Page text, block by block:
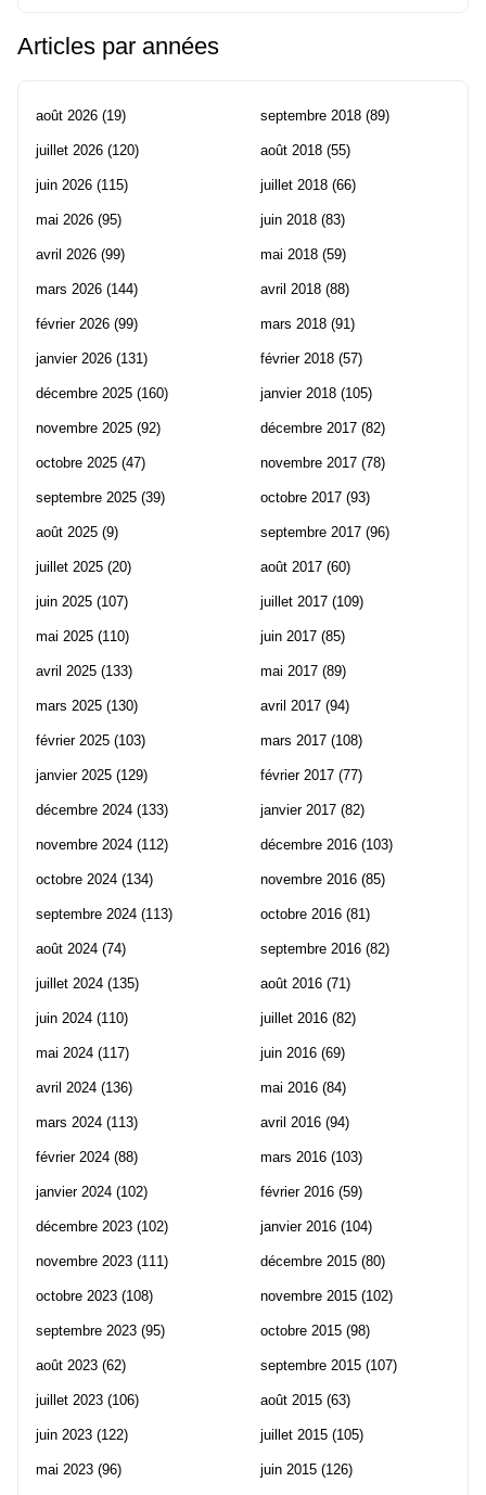
Articles par années
août 2026 (19)
juillet 2026 (120)
juin 2026 (115)
mai 2026 (95)
avril 2026 (99)
mars 2026 (144)
février 2026 (99)
janvier 2026 (131)
décembre 2025 (160)
novembre 2025 (92)
octobre 2025 (47)
septembre 2025 (39)
août 2025 (9)
juillet 2025 (20)
juin 2025 (107)
mai 2025 (110)
avril 2025 (133)
mars 2025 (130)
février 2025 (103)
janvier 2025 (129)
décembre 2024 (133)
novembre 2024 (112)
octobre 2024 (134)
septembre 2024 (113)
août 2024 (74)
juillet 2024 (135)
juin 2024 (110)
mai 2024 (117)
avril 2024 (136)
mars 2024 (113)
février 2024 (88)
janvier 2024 (102)
décembre 2023 (102)
novembre 2023 (111)
octobre 2023 (108)
septembre 2023 (95)
août 2023 (62)
juillet 2023 (106)
juin 2023 (122)
mai 2023 (96)
septembre 2018 (89)
août 2018 (55)
juillet 2018 (66)
juin 2018 (83)
mai 2018 (59)
avril 2018 (88)
mars 2018 (91)
février 2018 (57)
janvier 2018 (105)
décembre 2017 (82)
novembre 2017 (78)
octobre 2017 (93)
septembre 2017 (96)
août 2017 (60)
juillet 2017 (109)
juin 2017 (85)
mai 2017 (89)
avril 2017 (94)
mars 2017 (108)
février 2017 (77)
janvier 2017 (82)
décembre 2016 (103)
novembre 2016 (85)
octobre 2016 (81)
septembre 2016 (82)
août 2016 (71)
juillet 2016 (82)
juin 2016 (69)
mai 2016 (84)
avril 2016 (94)
mars 2016 (103)
février 2016 (59)
janvier 2016 (104)
décembre 2015 (80)
novembre 2015 (102)
octobre 2015 (98)
septembre 2015 (107)
août 2015 (63)
juillet 2015 (105)
juin 2015 (126)